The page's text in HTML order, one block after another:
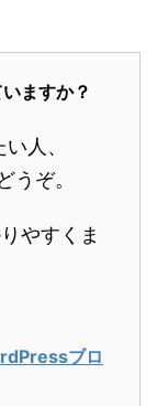
ますか？
人、
うぞ。
やすくま
ブロ